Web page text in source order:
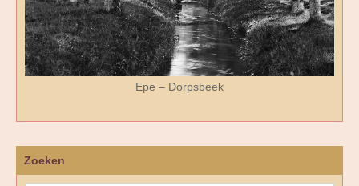
Epe – Dorpsbeek
Zoeken